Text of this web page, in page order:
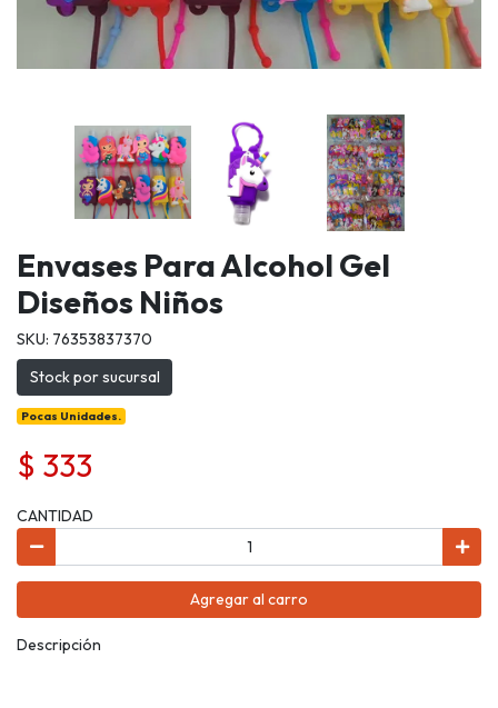
Envases Para Alcohol Gel
Diseños Niños
SKU: 76353837370
Stock por sucursal
Pocas Unidades.
$ 333
CANTIDAD
Agregar al carro
Descripción